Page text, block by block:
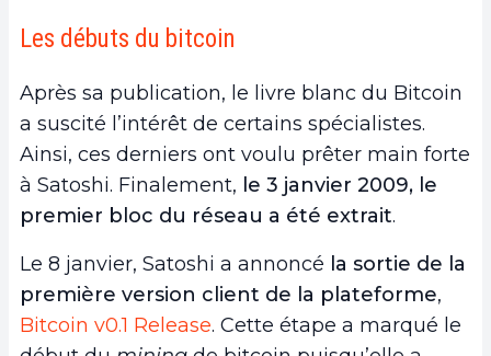
Les débuts du bitcoin
Après sa publication, le livre blanc du Bitcoin
a suscité l’intérêt de certains spécialistes.
Ainsi, ces derniers ont voulu prêter main forte
à Satoshi. Finalement, le 3 janvier 2009, le
premier bloc du réseau a été extrait.
Le 8 janvier, Satoshi a annoncé la sortie de la
première version client de la plateforme,
Bitcoin v0.1 Release. Cette étape a marqué le